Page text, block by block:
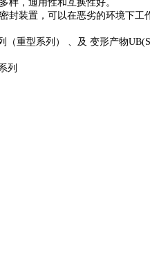
样，通用性和互换性好。
封装置，可以在恶劣的环境下工
重型系列） 、及 变形产物
列